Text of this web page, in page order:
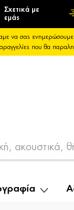
Σχετικά με
εμάς
να σας
που θα